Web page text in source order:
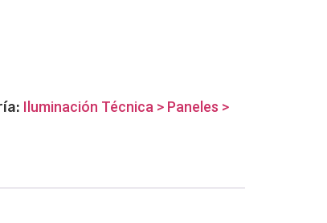
Iluminación Técnica > Paneles >